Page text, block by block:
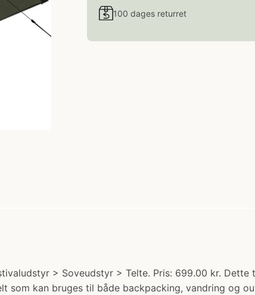
100 dages returret
> Soveudstyr > Telte. Pris: 699.00 kr.
kan bruges til både backpacking, vandring og